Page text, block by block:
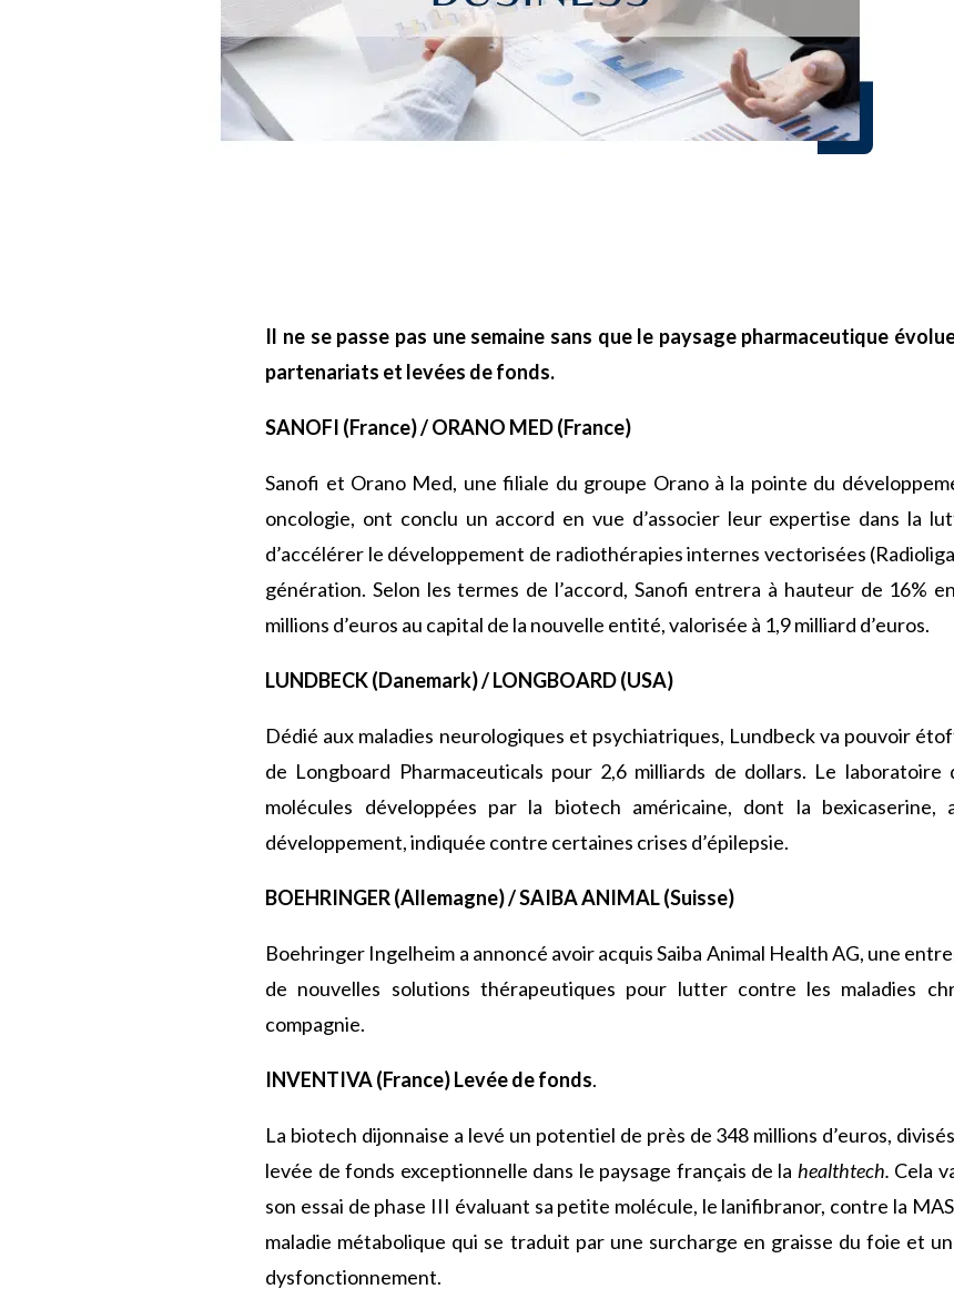
Il ne se passe pas une semaine sans que le paysage pharmaceutique
partenariats et levées de fonds.
SANOFI (France) / ORANO MED (France)
Sanofi et Orano Med, une filiale du groupe Orano à la pointe du
oncologie, ont conclu un accord en vue d’associer leur expertise dans la
d’accélérer le développement de radiothérapies internes vectorisées
génération. Selon les termes de l’accord, Sanofi entrera à hauteur de 16%
millions d’euros au capital de la nouvelle entité, valorisée à 1,9 milliard d’euros.
LUNDBECK (Danemark) / LONGBOARD (USA)
Dédié aux maladies neurologiques et psychiatriques, Lundbeck va pouvoir
de Longboard Pharmaceuticals pour 2,6 milliards de dollars. Le laboratoire
molécules développées par la biotech américaine, dont la
développement, indiquée contre certaines crises d’épilepsie.
BOEHRINGER (Allemagne) / SAIBA ANIMAL (Suisse)
Boehringer Ingelheim a annoncé avoir acquis Saiba Animal Health AG, une
de nouvelles solutions thérapeutiques pour lutter contre les maladies
compagnie.
INVENTIVA (France) Levée de fonds.
La biotech dijonnaise a levé un potentiel de près de 348 millions d’euros,
levée de fonds exceptionnelle dans le paysage français de la healthtech. Cela
son essai de phase III évaluant sa petite molécule, le lanifibranor, contre la
maladie métabolique qui se traduit par une surcharge en graisse du foie et
dysfonctionnement.